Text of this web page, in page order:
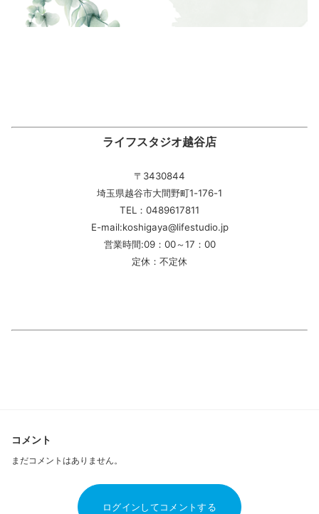
ライフスタジオ越谷店
〒3430844
埼玉県越谷市大間野町1-176-1
TEL：0489617811
E-mail:koshigaya@lifestudio.jp
営業時間:09：00～17：00
定休：不定休
コメント
まだコメントはありません。
ログインしてコメントする